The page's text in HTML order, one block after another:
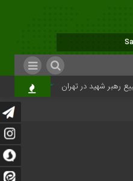
رهبر شهید در تهران میلیون‌ها